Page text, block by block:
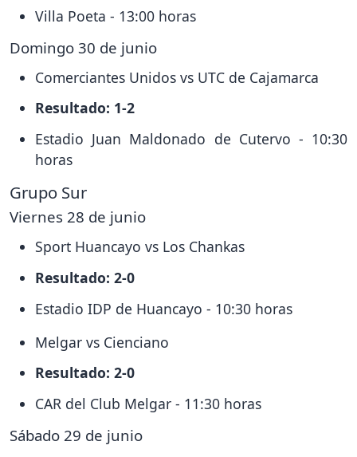
Villa Poeta - 13:00 horas
Domingo 30 de junio
Comerciantes Unidos vs UTC de Cajamarca
Resultado: 1-2
Estadio Juan Maldonado de Cutervo - 10:30
horas
Grupo Sur
Viernes 28 de junio
Sport Huancayo vs Los Chankas
Resultado: 2-0
Estadio IDP de Huancayo - 10:30 horas
Melgar vs Cienciano
Resultado: 2-0
CAR del Club Melgar - 11:30 horas
Sábado 29 de junio